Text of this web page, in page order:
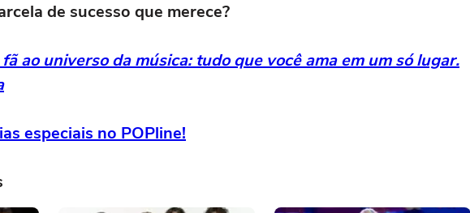
de sucesso que merece?
ao universo da música: tudo que você ama em um só lugar.
especiais no POPline!